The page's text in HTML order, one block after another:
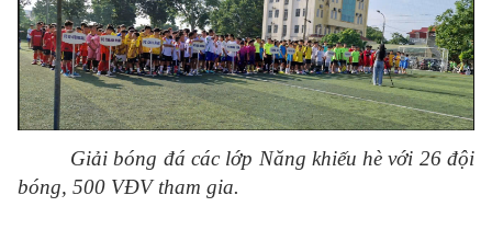
Giải bóng đá các lớp Năng khiếu hè với 26 đội
bóng, 500 VĐV tham gia.